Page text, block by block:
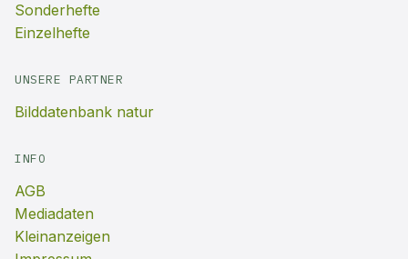
Sonderhefte
Einzelhefte
UNSERE PARTNER
Bilddatenbank natur
INFO
AGB
Mediadaten
Kleinanzeigen